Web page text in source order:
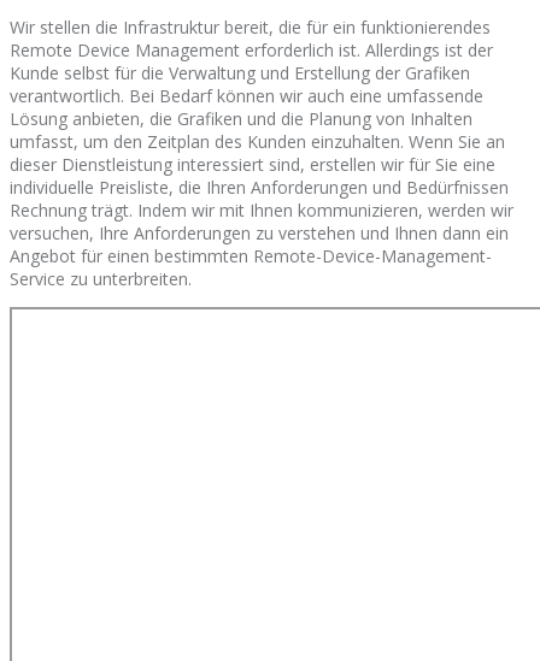
Wir stellen die Infrastruktur bereit, die für ein funktionierendes
Remote Device Management erforderlich ist. Allerdings ist der
Kunde selbst für die Verwaltung und Erstellung der Grafiken
verantwortlich. Bei Bedarf können wir auch eine umfassende
Lösung anbieten, die Grafiken und die Planung von Inhalten
umfasst, um den Zeitplan des Kunden einzuhalten. Wenn Sie an
dieser Dienstleistung interessiert sind, erstellen wir für Sie eine
individuelle Preisliste, die Ihren Anforderungen und Bedürfnissen
Rechnung trägt. Indem wir mit Ihnen kommunizieren, werden wir
versuchen, Ihre Anforderungen zu verstehen und Ihnen dann ein
Angebot für einen bestimmten Remote-Device-Management-
Service zu unterbreiten.